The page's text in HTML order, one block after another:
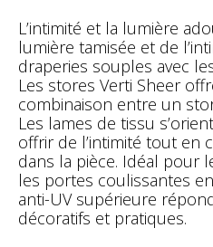
L’intimité et la lumière
lumière tamisée et de
draperies souples avec
Les stores Verti Sheer
combinaison entre un
Les lames de tissu
offrir de l’intimité tout en
dans la pièce. Idéal pour
les portes coulissantes
anti-UV supérieure
décoratifs et pratiques.